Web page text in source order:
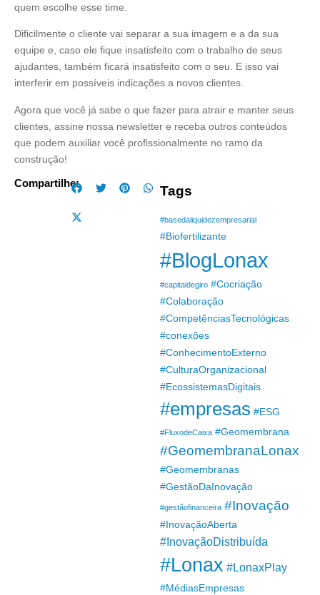
quem escolhe esse time.
Dificilmente o cliente vai separar a sua imagem e a da sua
equipe e, caso ele fique insatisfeito com o trabalho de seus
ajudantes, também ficará insatisfeito com o seu. E isso vai
interferir em possíveis indicações a novos clientes.
Agora que você já sabe o que fazer para atrair e manter seus
clientes, assine nossa newsletter e receba outros conteúdos
que podem auxiliar você profissionalmente no ramo da
construção!
Compartilhe:
Tags
#basedaliquidezempresarial
#Biofertilizante
#BlogLonax
#capitaldegiro #Cocriação
#Colaboração
#CompetênciasTecnológicas
#conexões
#ConhecimentoExterno
#CulturaOrganizacional
#EcossistemasDigitais
#empresas #ESG
#FluxodeCaixa #Geomembrana
#GeomembranaLonax
#Geomembranas
#GestãoDaInovação
#gestãofinanceira #Inovação
#InovaçãoAberta
#InovaçãoDistribuída
#Lonax #LonaxPlay
#MédiasEmpresas